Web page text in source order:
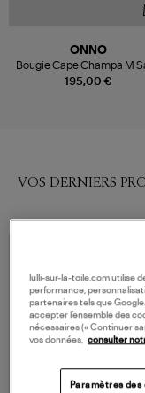
195,00 €
ONNO
Bougie Cape Champa M
VOS DERNIERS
lulli-sur-la-toile.com utilise
performance,
partenaires tels que
accepter l’ensemble des
nécessaires (« Continuer
vos données, consulter
Paramètres des